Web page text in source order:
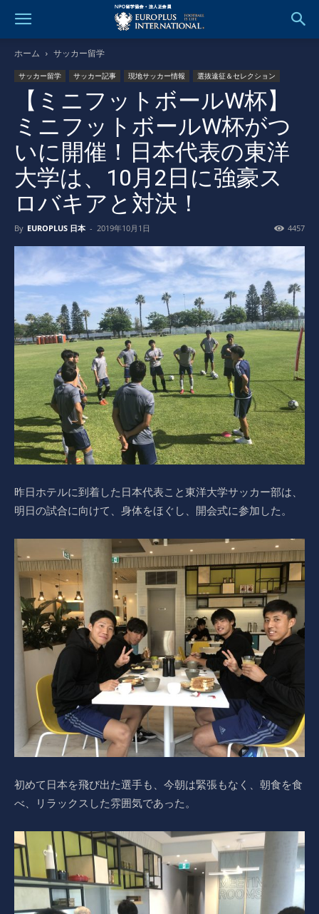
ホーム サッカー留学
サッカー留学 サッカー記事 現地サッカー情報 選抜遠征＆セレクション
【ミニフットボールW杯】
ミニフットボールW杯がつ
いに開催！日本代表の東洋
大学は、10月2日に強豪ス
ロバキアと対決！
By EUROPLUS 日本 - 2019年10月1日 4457
昨日ホテルに到着した日本代表こと東洋大学サッカー部は、
明日の試合に向けて、身体をほぐし、開会式に参加した。
初めて日本を飛び出た選手も、今朝は緊張もなく、朝食を食
べ、リラックスした雰囲気であった。